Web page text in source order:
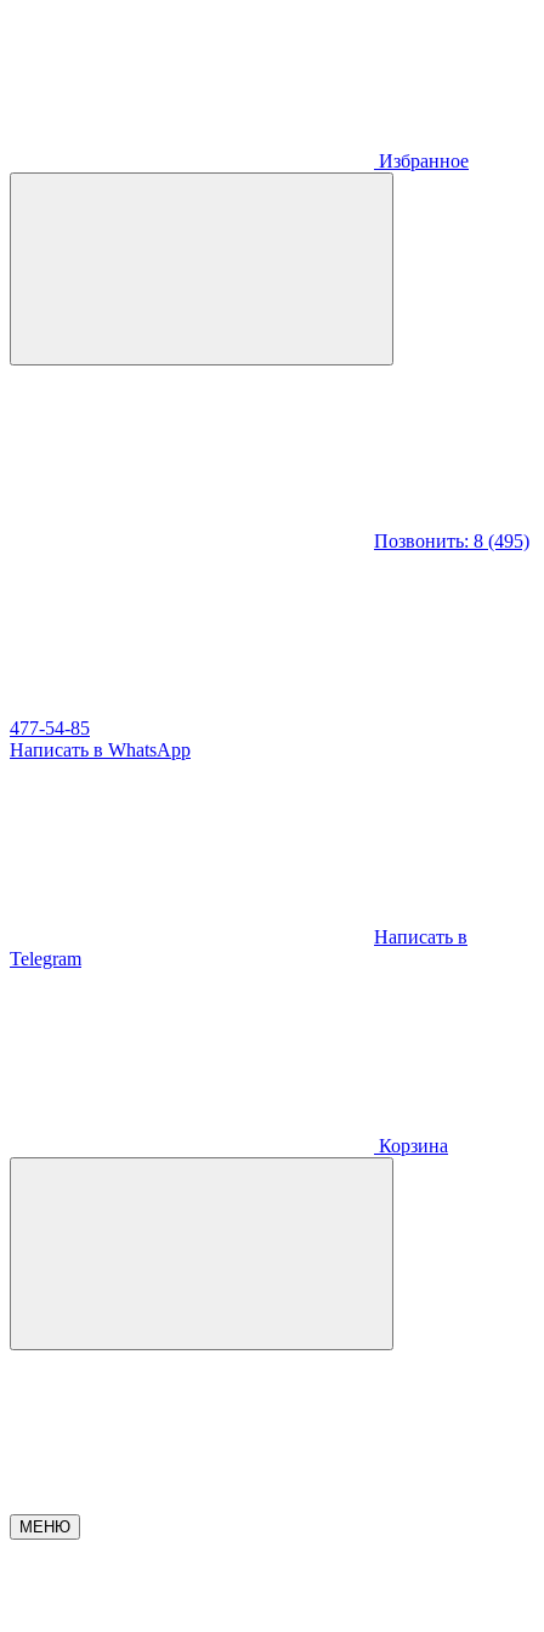
Избранное
Позвонить: 8 (495)
477-54-85
Написать в WhatsApp
Написать в
Telegram
Корзина
МЕНЮ